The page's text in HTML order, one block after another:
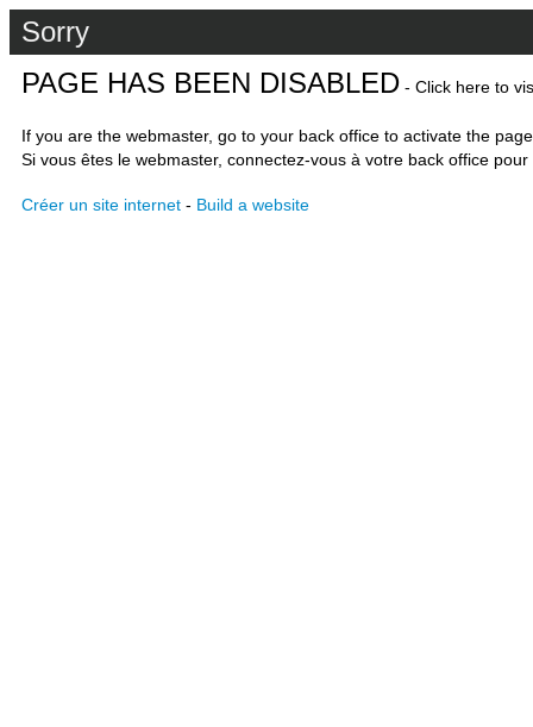
Sorry
PAGE HAS BEEN DISABLED - Click here to
If you are the webmaster, go to your back office to activate the
Si vous êtes le webmaster, connectez-vous à votre back office
Créer un site internet - Build a website